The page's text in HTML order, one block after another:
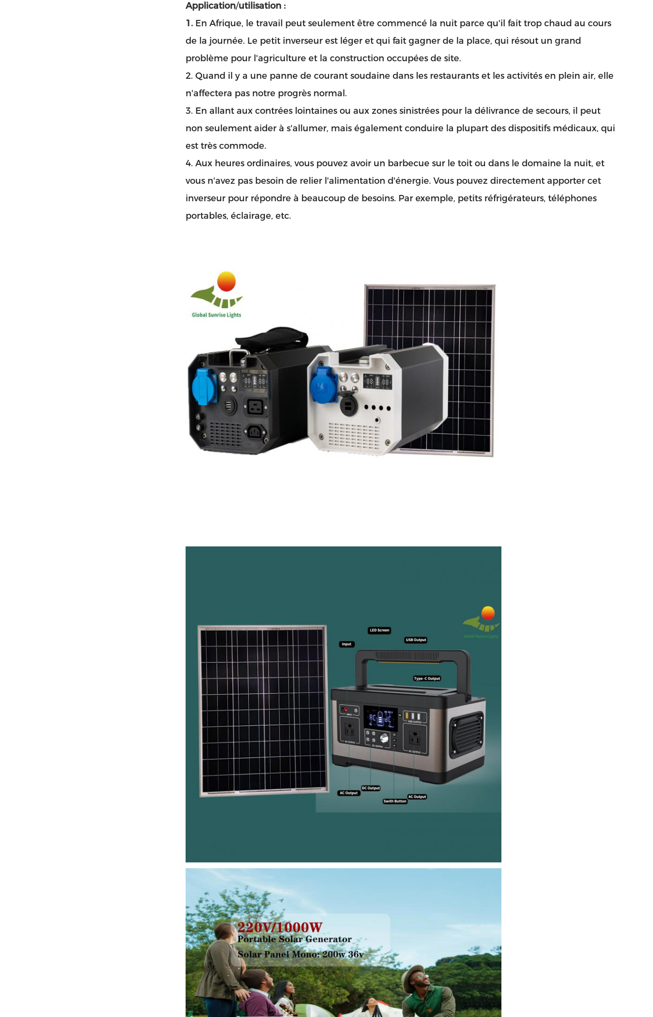
SOUMETTRE
Application/utilisation :
1. En Afrique, le travail peut seulement être commencé la nuit parce qu'il fait trop chaud au cours
de la journée. Le petit inverseur est léger et qui fait gagner de la place, qui résout un grand
problème pour l'agriculture et la construction occupées de site.
2. Quand il y a une panne de courant soudaine dans les restaurants et les activités en plein air, elle
n'affectera pas notre progrès normal.
3. En allant aux contrées lointaines ou aux zones sinistrées pour la délivrance de secours, il peut
non seulement aider à s'allumer, mais également conduire la plupart des dispositifs médicaux, qui
est très commode.
4. Aux heures ordinaires, vous pouvez avoir un barbecue sur le toit ou dans le domaine la nuit, et
vous n'avez pas besoin de relier l'alimentation d'énergie. Vous pouvez directement apporter cet
inverseur pour répondre à beaucoup de besoins. Par exemple, petits réfrigérateurs, téléphones
portables, éclairage, etc.